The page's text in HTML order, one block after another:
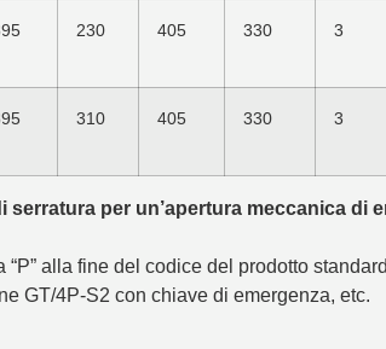
230 405 330 3
310 405 330 3
per un’apertura meccanica di
alla fine del codice del prodotto
GT/4P-S2 con chiave di emergenza, etc.